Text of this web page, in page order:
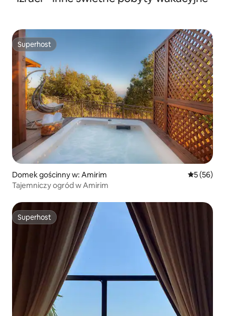
Superhost
Superhost
Domek gościnny w: Amirim Średnia
5 (56)
Tajemniczy ogród w Amirim
Superhost
Superhost